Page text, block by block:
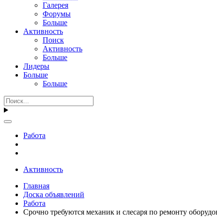
Галерея
Форумы
Больше
Активность
Поиск
Активность
Больше
Лидеры
Больше
Больше
Работа
Активность
Главная
Доска объявлений
Работа
Срочно требуются механик и слесаря по ремонту